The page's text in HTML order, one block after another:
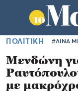
ΠΟΛΙΤΙΚΗ #ΛΙΝΑ
Μενδώνη
με